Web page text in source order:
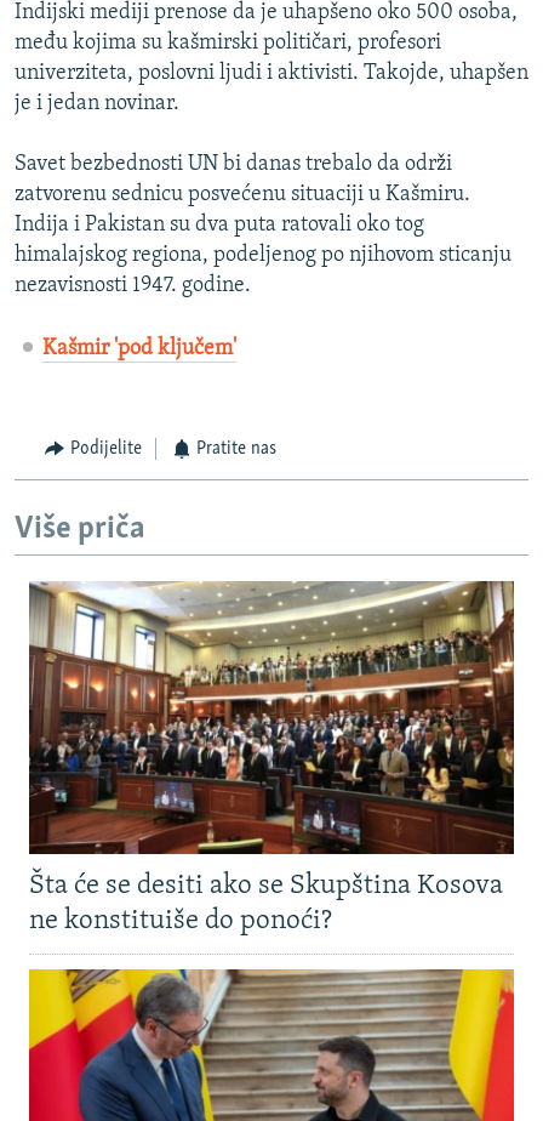
Indijski mediji prenose da je uhapšeno oko 500 osoba,
među kojima su kašmirski političari, profesori
univerziteta, poslovni ljudi i aktivisti. Takojde, uhapšen
je i jedan novinar.
Savet bezbednosti UN bi danas trebalo da održi
zatvorenu sednicu posvećenu situaciji u Kašmiru.
Indija i Pakistan su dva puta ratovali oko tog
himalajskog regiona, podeljenog po njihovom sticanju
nezavisnosti 1947. godine.
Kašmir 'pod ključem'
Podijelite Pratite nas
Više priča
Šta će se desiti ako se Skupština Kosova
ne konstituiše do ponoći?